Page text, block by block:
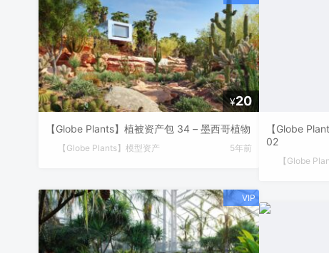
¥20
【Globe Plants】植被资产包 34 – 墨西哥植物
【Globe Plants】模型资产 5年前
【Globe
02
【Globe